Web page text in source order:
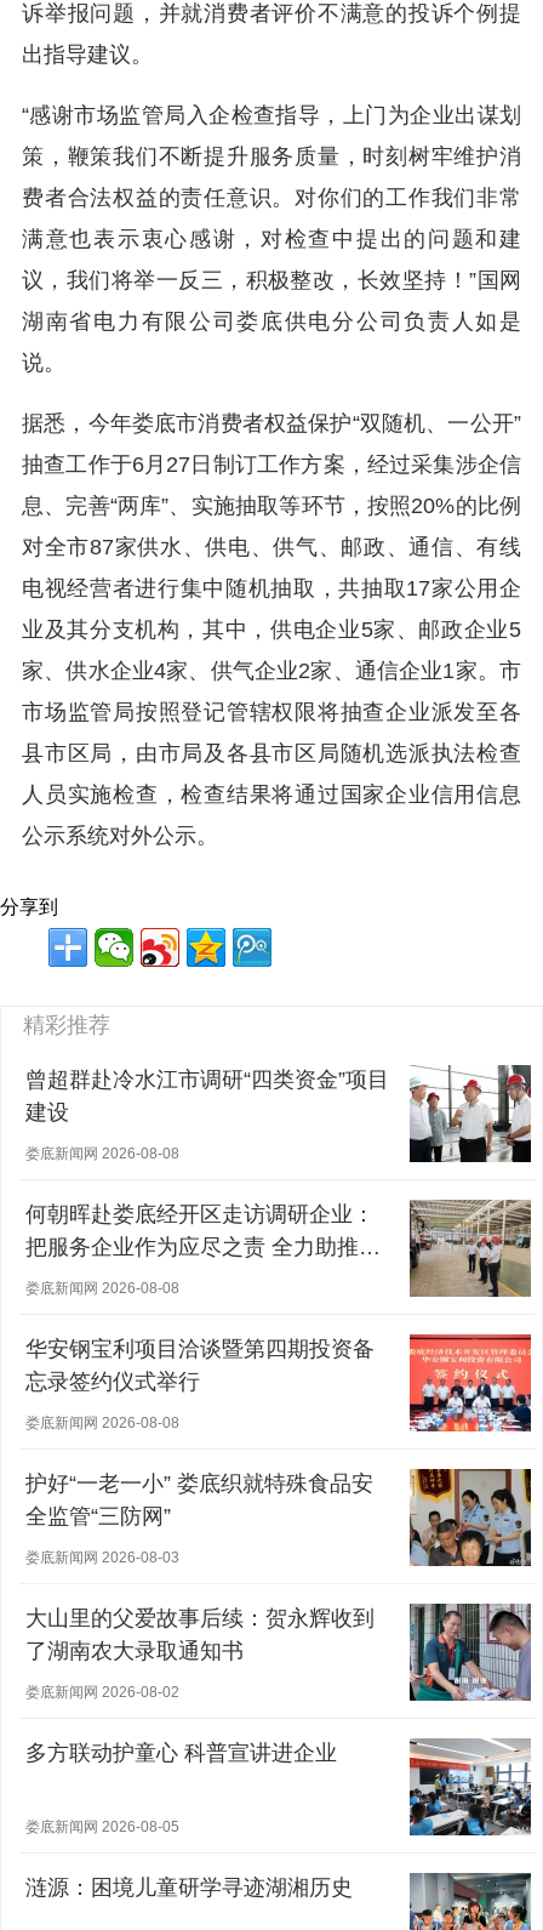
诉举报问题，并就消费者评价不满意的投诉个例提
出指导建议。
“感谢市场监管局入企检查指导，上门为企业出谋划
策，鞭策我们不断提升服务质量，时刻树牢维护消
费者合法权益的责任意识。对你们的工作我们非常
满意也表示衷心感谢，对检查中提出的问题和建
议，我们将举一反三，积极整改，长效坚持！”国网
湖南省电力有限公司娄底供电分公司负责人如是
说。
据悉，今年娄底市消费者权益保护“双随机、一公开”
抽查工作于6月27日制订工作方案，经过采集涉企信
息、完善“两库”、实施抽取等环节，按照20%的比例
对全市87家供水、供电、供气、邮政、通信、有线
电视经营者进行集中随机抽取，共抽取17家公用企
业及其分支机构，其中，供电企业5家、邮政企业5
家、供水企业4家、供气企业2家、通信企业1家。市
市场监管局按照登记管辖权限将抽查企业派发至各
县市区局，由市局及各县市区局随机选派执法检查
人员实施检查，检查结果将通过国家企业信用信息
公示系统对外公示。
分享到
精彩推荐
曾超群赴冷水江市调研“四类资金”项目
建设
娄底新闻网 2026-08-08
何朝晖赴娄底经开区走访调研企业：
把服务企业作为应尽之责 全力助推经
营主体稳健发展
娄底新闻网 2026-08-08
华安钢宝利项目洽谈暨第四期投资备
忘录签约仪式举行
娄底新闻网 2026-08-08
护好“一老一小” 娄底织就特殊食品安
全监管“三防网”
娄底新闻网 2026-08-03
大山里的父爱故事后续：贺永辉收到
了湖南农大录取通知书
娄底新闻网 2026-08-02
多方联动护童心 科普宣讲进企业
娄底新闻网 2026-08-05
涟源：困境儿童研学寻迹湖湘历史